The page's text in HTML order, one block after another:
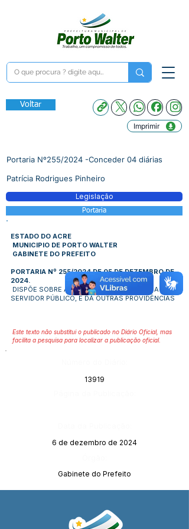
Voltar
Imprimir
Portaria Nº255/2024 -Conceder 04 diárias
Patrícia Rodrigues Pinheiro
Legislação
Portaria
ESTADO DO ACRE
MUNICIPIO DE PORTO WALTER
GABINETE DO PREFEITO
PORTARIA Nº 255/2024 DE 05 DE DEZEMBRO DE
2024.
DISPÕE SOBRE A CONCESSÃO DE DIÁRIAS A
SERVIDOR PÚBLICO, E DÁ OUTRAS PROVIDÊNCIAS
Este texto não substitui o publicado no Diário Oficial, mas
facilita a pesquisa para localizar a publicação oficial.
13919
6 de dezembro de 2024
Gabinete do Prefeito